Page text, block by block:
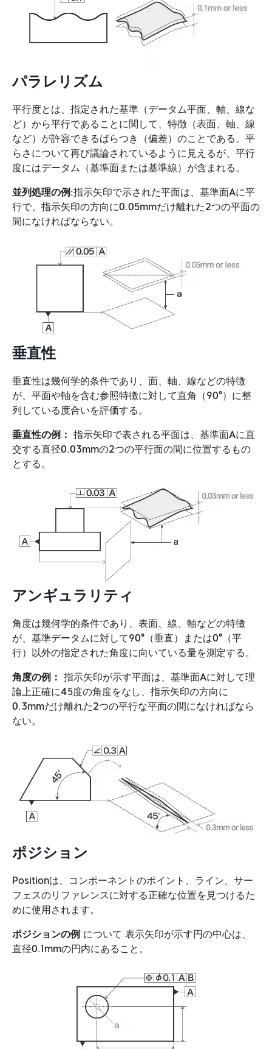
パラレリズム
平行度とは、指定された基準（データム平面、軸、線な
ど）から平行であることに関して、特徴（表面、軸、線
など）が許容できるばらつき（偏差）のことである。平
らさについて再び議論されているように見えるが、平行
度にはデータム（基準面または基準線）が含まれる。
並列処理の例 :指示矢印で示された平面は、基準面Aに平
行で、指示矢印の方向に0.05mmだけ離れた2つの平面の
間になければならない。
垂直性
垂直性は幾何学的条件であり、面、軸、線などの特徴
が、平面や軸を含む参照特徴に対して直角（90°）に整
列している度合いを評価する。
垂直性の例： 指示矢印で表される平面は、基準面Aに直
交する直径0.03mmの2つの平行面の間に位置するもの
とする。
アンギュラリティ
角度は幾何学的条件であり、表面、線、軸などの特徴
が、基準データムに対して90°（垂直）または0°（平
行）以外の指定された角度に向いている量を測定する。
角度の例： 指示矢印が示す平面は、基準面Aに対して理
論上正確に45度の角度をなし、指示矢印の方向に
0.3mmだけ離れた2つの平行な平面の間になければなら
ない。
ポジション
Positionは、コンポーネントのポイント、ライン、サー
フェスのリファレンスに対する正確な位置を見つけるた
めに使用されます。
ポジションの例 について 表示矢印が示す円の中心は、
直径0.1mmの円内にあること。